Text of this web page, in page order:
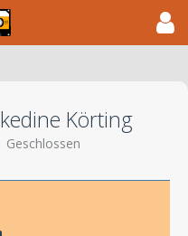
Körting
Geschlossen